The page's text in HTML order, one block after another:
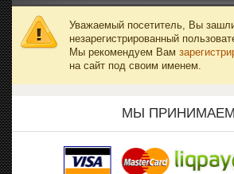
Уважаемый посетитель, Вы
незарегистрированный
Мы рекомендуем Вам
на сайт под своим именем.
МЫ ПРИНИМАЕМ